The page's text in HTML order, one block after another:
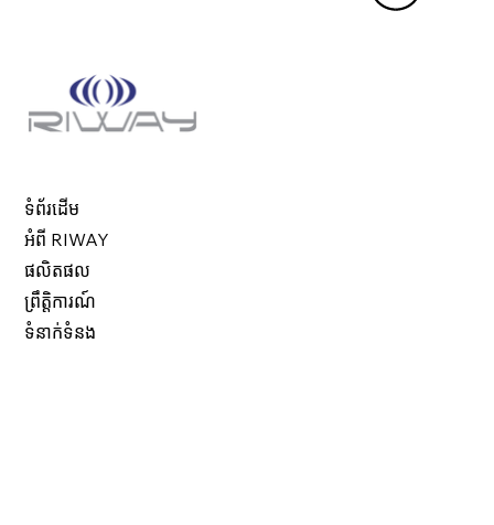
ទំព័រដើម
អំពី RIWAY
ផលិតផល
ព្រឹត្តិការណ៍
ទំនាក់ទំនង